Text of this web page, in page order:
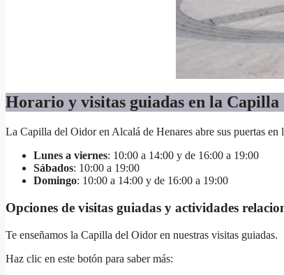
Horario y visitas guiadas en la
La Capilla del Oidor en Alcalá de Henares abre sus puertas en
Lunes a viernes: 10:00 a 14:00 y de 16:00 a 19:00
Sábados: 10:00 a 19:00
Domingo: 10:00 a 14:00 y de 16:00 a 19:00
Opciones de visitas guiadas y actividades
Te enseñamos la Capilla del Oidor en nuestras visitas guiadas.
Haz clic en este botón para saber más: